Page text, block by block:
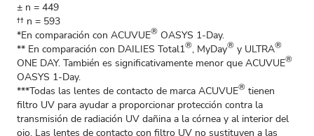
± n = 449
†† n = 593
*En comparación con ACUVUE® OASYS 1-Day.
** En comparación con DAILIES Total1®, MyDay® y ULTRA®
ONE DAY. También es significativamente menor que ACUVUE®
OASYS 1-Day.
***Todas las lentes de contacto de marca ACUVUE® tienen
filtro UV para ayudar a proporcionar protección contra la
transmisión de radiación UV dañina a la córnea y al interior del
ojo. Las lentes de contacto con filtro UV no sustituyen a las